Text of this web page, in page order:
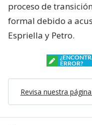
proceso de
formal debido a
Espriella y Petro.
ERROR?
Revisa nuestra